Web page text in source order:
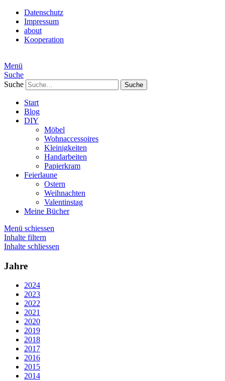
Datenschutz
Impressum
about
Kooperation
Menü
Suche
Suche
Start
Blog
DIY
Möbel
Wohnaccessoires
Kleinigkeiten
Handarbeiten
Papierkram
Feierlaune
Ostern
Weihnachten
Valentinstag
Meine Bücher
Menü schiessen
Inhalte filtern
Inhalte schliessen
Jahre
2024
2023
2022
2021
2020
2019
2018
2017
2016
2015
2014